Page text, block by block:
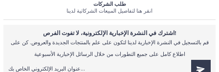
طلب الشركات
انقر هنا لتفاصيل المبيعات الشركاتية لدينا
اشترك في النشرة الإخبارية الإلكترونية، لا تفوت الفرص!
قم بالتسجيل في النشرة الإخبارية لدينا لتكون على علم بالمنتجات الجديدة والعروض. كن على
اطلاع كامل على جميع التطورات من خلال الرسائل الإخبارية الأسبوعية